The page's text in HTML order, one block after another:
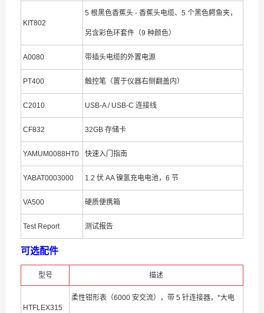
KIT802
5 根黑色香蕉头 - 香蕉头电缆、5 个黑色鳄鱼夹，
另含彩色环套件（9 种颜色）
A0080 带插头电缆的外置电源
PT400 触控笔（置于仪器右侧翻盖内）
C2010 USB-A / USB-C 连接线
CF832 32GB 存储卡
YAMUM0088HT0 快速入门指南
YABAT0003000 1.2 伏 AA 镍氢充电电池，6 节
VA500 硬质便携箱
Test Report 测试报告
可选配件
型号 描述
HTFLEX315
柔性钳形表（6000 安交流），带 5 针连接器，*大电